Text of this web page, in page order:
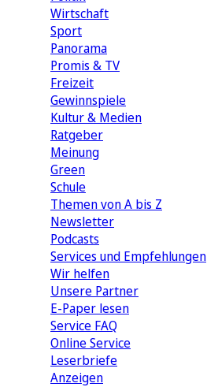
Wirtschaft
Sport
Panorama
Promis & TV
Freizeit
Gewinnspiele
Kultur & Medien
Ratgeber
Meinung
Green
Schule
Themen von A bis Z
Newsletter
Podcasts
Services und Empfehlungen
Wir helfen
Unsere Partner
E-Paper lesen
Service FAQ
Online Service
Leserbriefe
Anzeigen